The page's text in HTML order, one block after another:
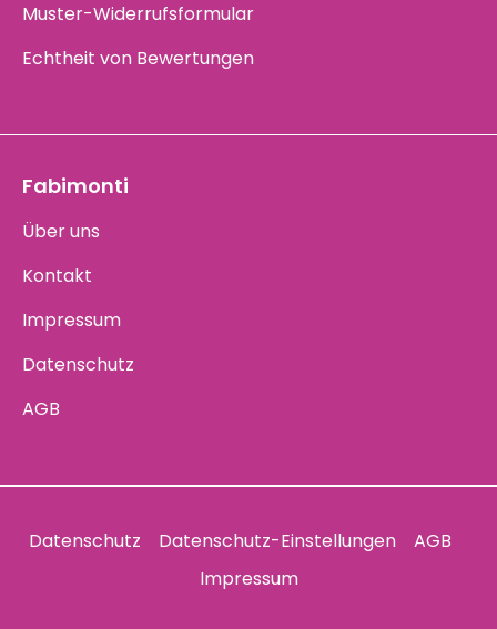
Muster-Widerrufsformular
Echtheit von Bewertungen
Fabimonti
Über uns
Kontakt
Impressum
Datenschutz
AGB
Datenschutz Datenschutz-Einstellungen
AGB
Impressum